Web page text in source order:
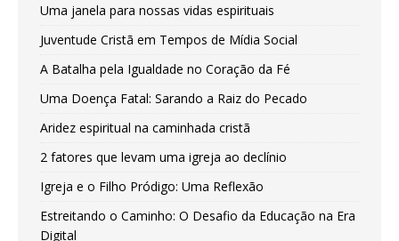
Uma janela para nossas vidas espirituais
Juventude Cristã em Tempos de Mídia Social
A Batalha pela Igualdade no Coração da Fé
Uma Doença Fatal: Sarando a Raiz do Pecado
Aridez espiritual na caminhada cristã
2 fatores que levam uma igreja ao declínio
Igreja e o Filho Pródigo: Uma Reflexão
Estreitando o Caminho: O Desafio da Educação na Era
Digital